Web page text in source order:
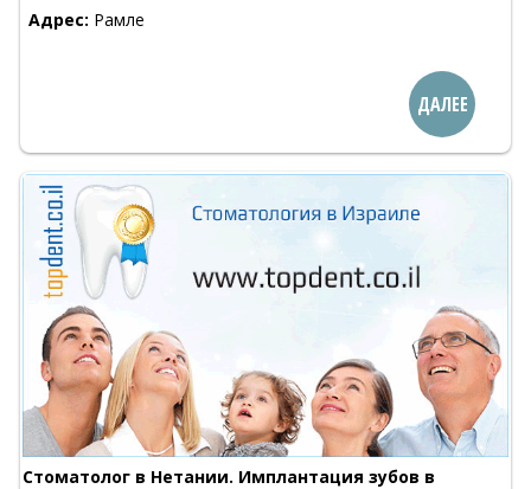
Адрес: Рамле
ДАЛЕЕ
Стоматолог в Нетании. Имплантация зубов в